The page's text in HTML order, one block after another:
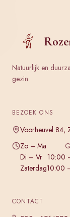
Natuurlijk en
gezin.
BEZOEK ONS
Voorheuvel 84,
Zo – Ma
Di – Vr 10:00
Zaterdag10:00
CONTACT